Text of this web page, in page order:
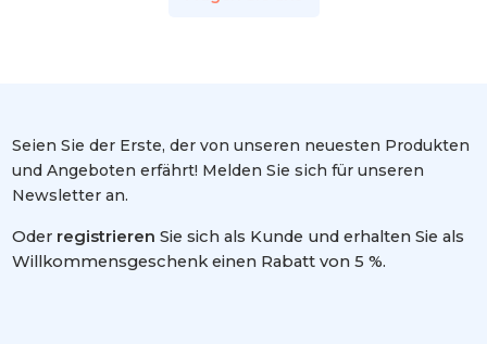
Seien Sie der Erste, der von unseren neuesten Produkten
und Angeboten erfährt! Melden Sie sich für unseren
Newsletter an.
Oder registrieren Sie sich als Kunde und erhalten Sie als
Willkommensgeschenk einen Rabatt von 5 %.